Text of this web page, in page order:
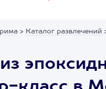
> Каталог развлечений